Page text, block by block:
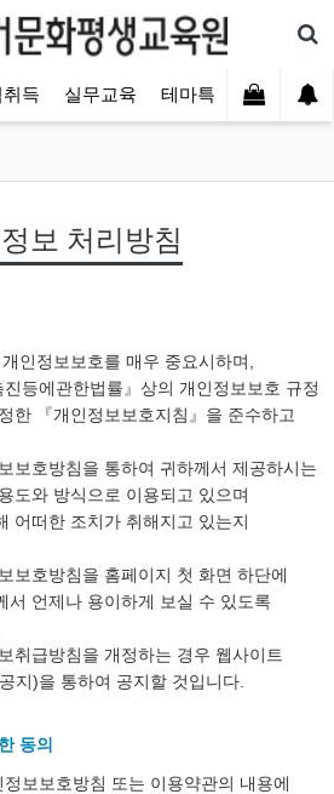
득 실무교육 테마특강 유지보수
보 처리방침
인정보보호를 매우 중요시하며,
진등에관한법률』상의 개인정보보호 규정
한 『개인정보보호지침』을 준수하고
보호방침을 통하여 귀하께서 제공하시는
도와 방식으로 이용되고 있으며
어떠한 조치가 취해지고 있는지
보호방침을 홈페이지 첫 화면 하단에
서 언제나 용이하게 보실 수 있도록
취급방침을 개정하는 경우 웹사이트
지)을 통하여 공지할 것입니다.
동의
보보호방침 또는 이용약관의 내용에